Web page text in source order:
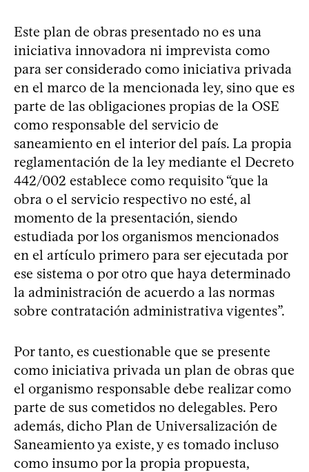
Este plan de obras presentado no es una
iniciativa innovadora ni imprevista como
para ser considerado como iniciativa privada
en el marco de la mencionada ley, sino que es
parte de las obligaciones propias de la OSE
como responsable del servicio de
saneamiento en el interior del país. La propia
reglamentación de la ley mediante el Decreto
442/002 establece como requisito “que la
obra o el servicio respectivo no esté, al
momento de la presentación, siendo
estudiada por los organismos mencionados
en el artículo primero para ser ejecutada por
ese sistema o por otro que haya determinado
la administración de acuerdo a las normas
sobre contratación administrativa vigentes”.
Por tanto, es cuestionable que se presente
como iniciativa privada un plan de obras que
el organismo responsable debe realizar como
parte de sus cometidos no delegables. Pero
además, dicho Plan de Universalización de
Saneamiento ya existe, y es tomado incluso
como insumo por la propia propuesta,